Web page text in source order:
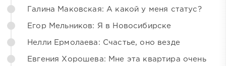
Галина Маковская: А какой у меня статус?
Егор Мельников: Я в Новосибирске
Нелли Ермолаева: Счастье, оно везде
Евгения Хорошева: Мне эта квартира очень